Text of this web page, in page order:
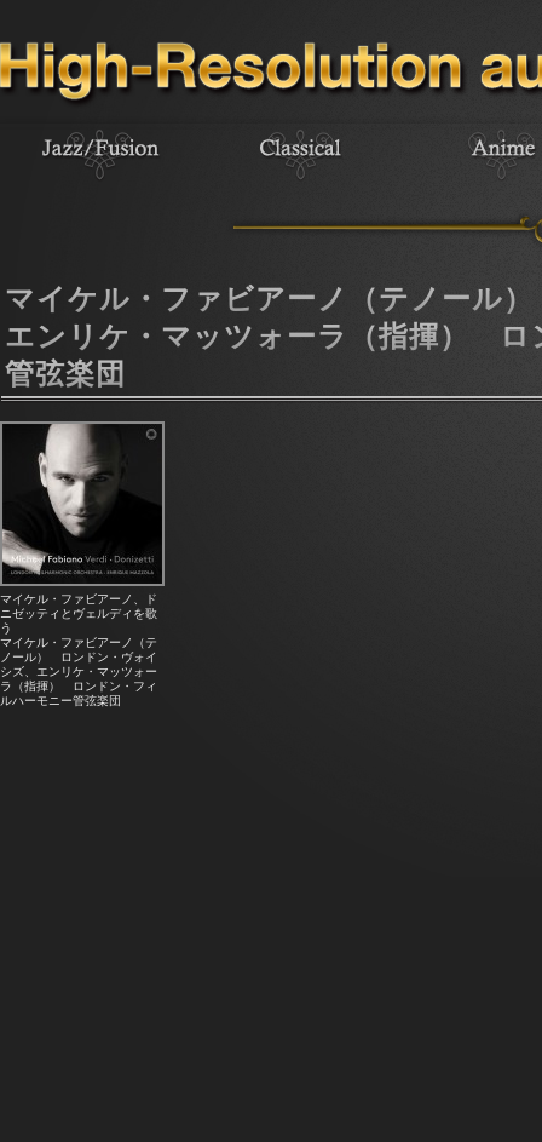
マイケル・ファビアーノ（テノール
エンリケ・マッツォーラ（指揮） ロ
管弦楽団
マイケル・ファビアーノ、ド
ニゼッティとヴェルディを歌
う
マイケル・ファビアーノ（テ
ノール） ロンドン・ヴォイ
シズ、エンリケ・マッツォー
ラ（指揮） ロンドン・フィ
ルハーモニー管弦楽団